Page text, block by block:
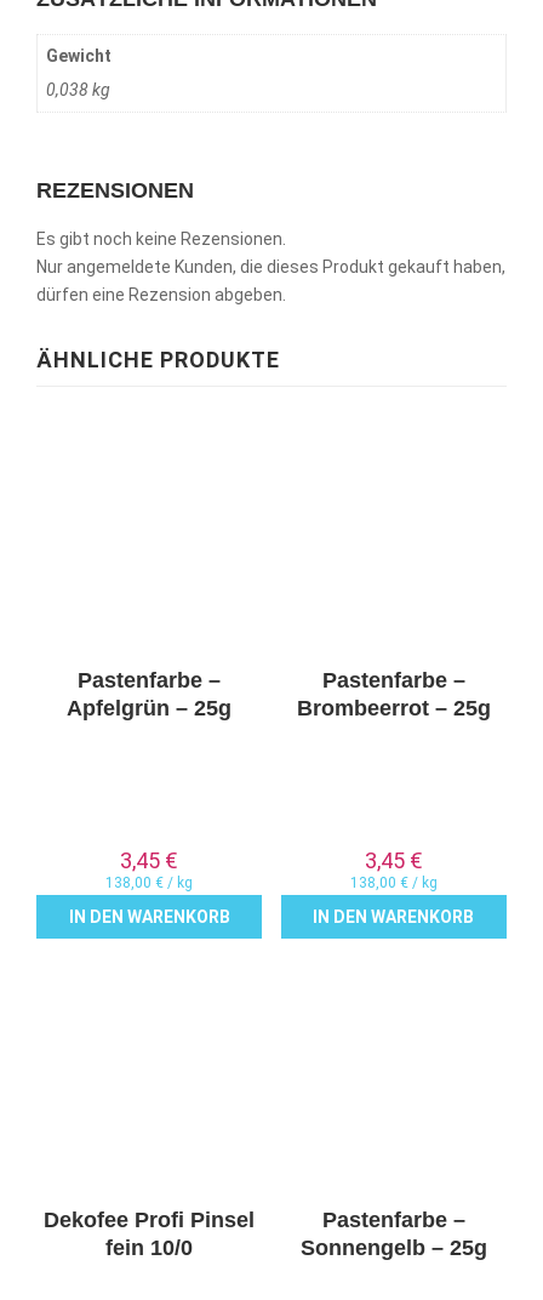
Gewicht
0,038 kg
REZENSIONEN
Es gibt noch keine Rezensionen.
Nur angemeldete Kunden, die dieses Produkt gekauft haben,
dürfen eine Rezension abgeben.
ÄHNLICHE PRODUKTE
Pastenfarbe –
Apfelgrün – 25g
3,45 €
138,00€ / kg
IN DEN WARENKORB
Pastenfarbe –
Brombeerrot – 25g
3,45 €
138,00 €/ kg
IN DEN WARENKORB
Dekofee Profi Pinsel
fein 10/0
Pastenfarbe –
Sonnengelb – 25g